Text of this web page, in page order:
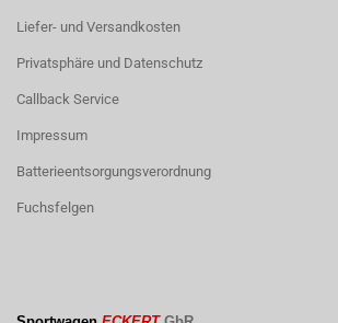
Liefer- und Versandkosten
Privatsphäre und Datenschutz
Callback Service
Impressum
Batterieentsorgungsverordnung
Fuchsfelgen